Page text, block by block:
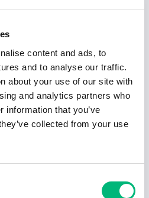
content and ads, to
and to analyse our traffic.
about your use of our site with
and analytics partners who
information that you’ve
collected from your use
75%,
Deltid 2026-08-09
sökes Eskilstuna